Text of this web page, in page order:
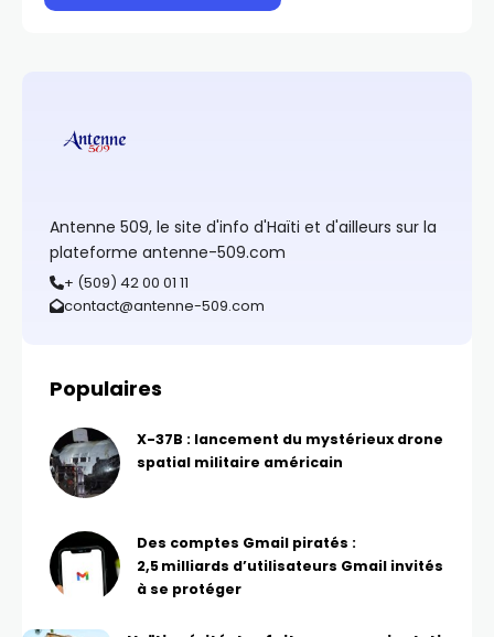
Antenne 509, le site d'info d'Haïti et d'ailleurs sur la
plateforme antenne-509.com
+ (509) 42 00 01 11
contact@antenne-509.com
Populaires
X-37B : lancement du mystérieux drone
spatial militaire américain
Des comptes Gmail piratés :
2,5 milliards d’utilisateurs Gmail invités
à se protéger